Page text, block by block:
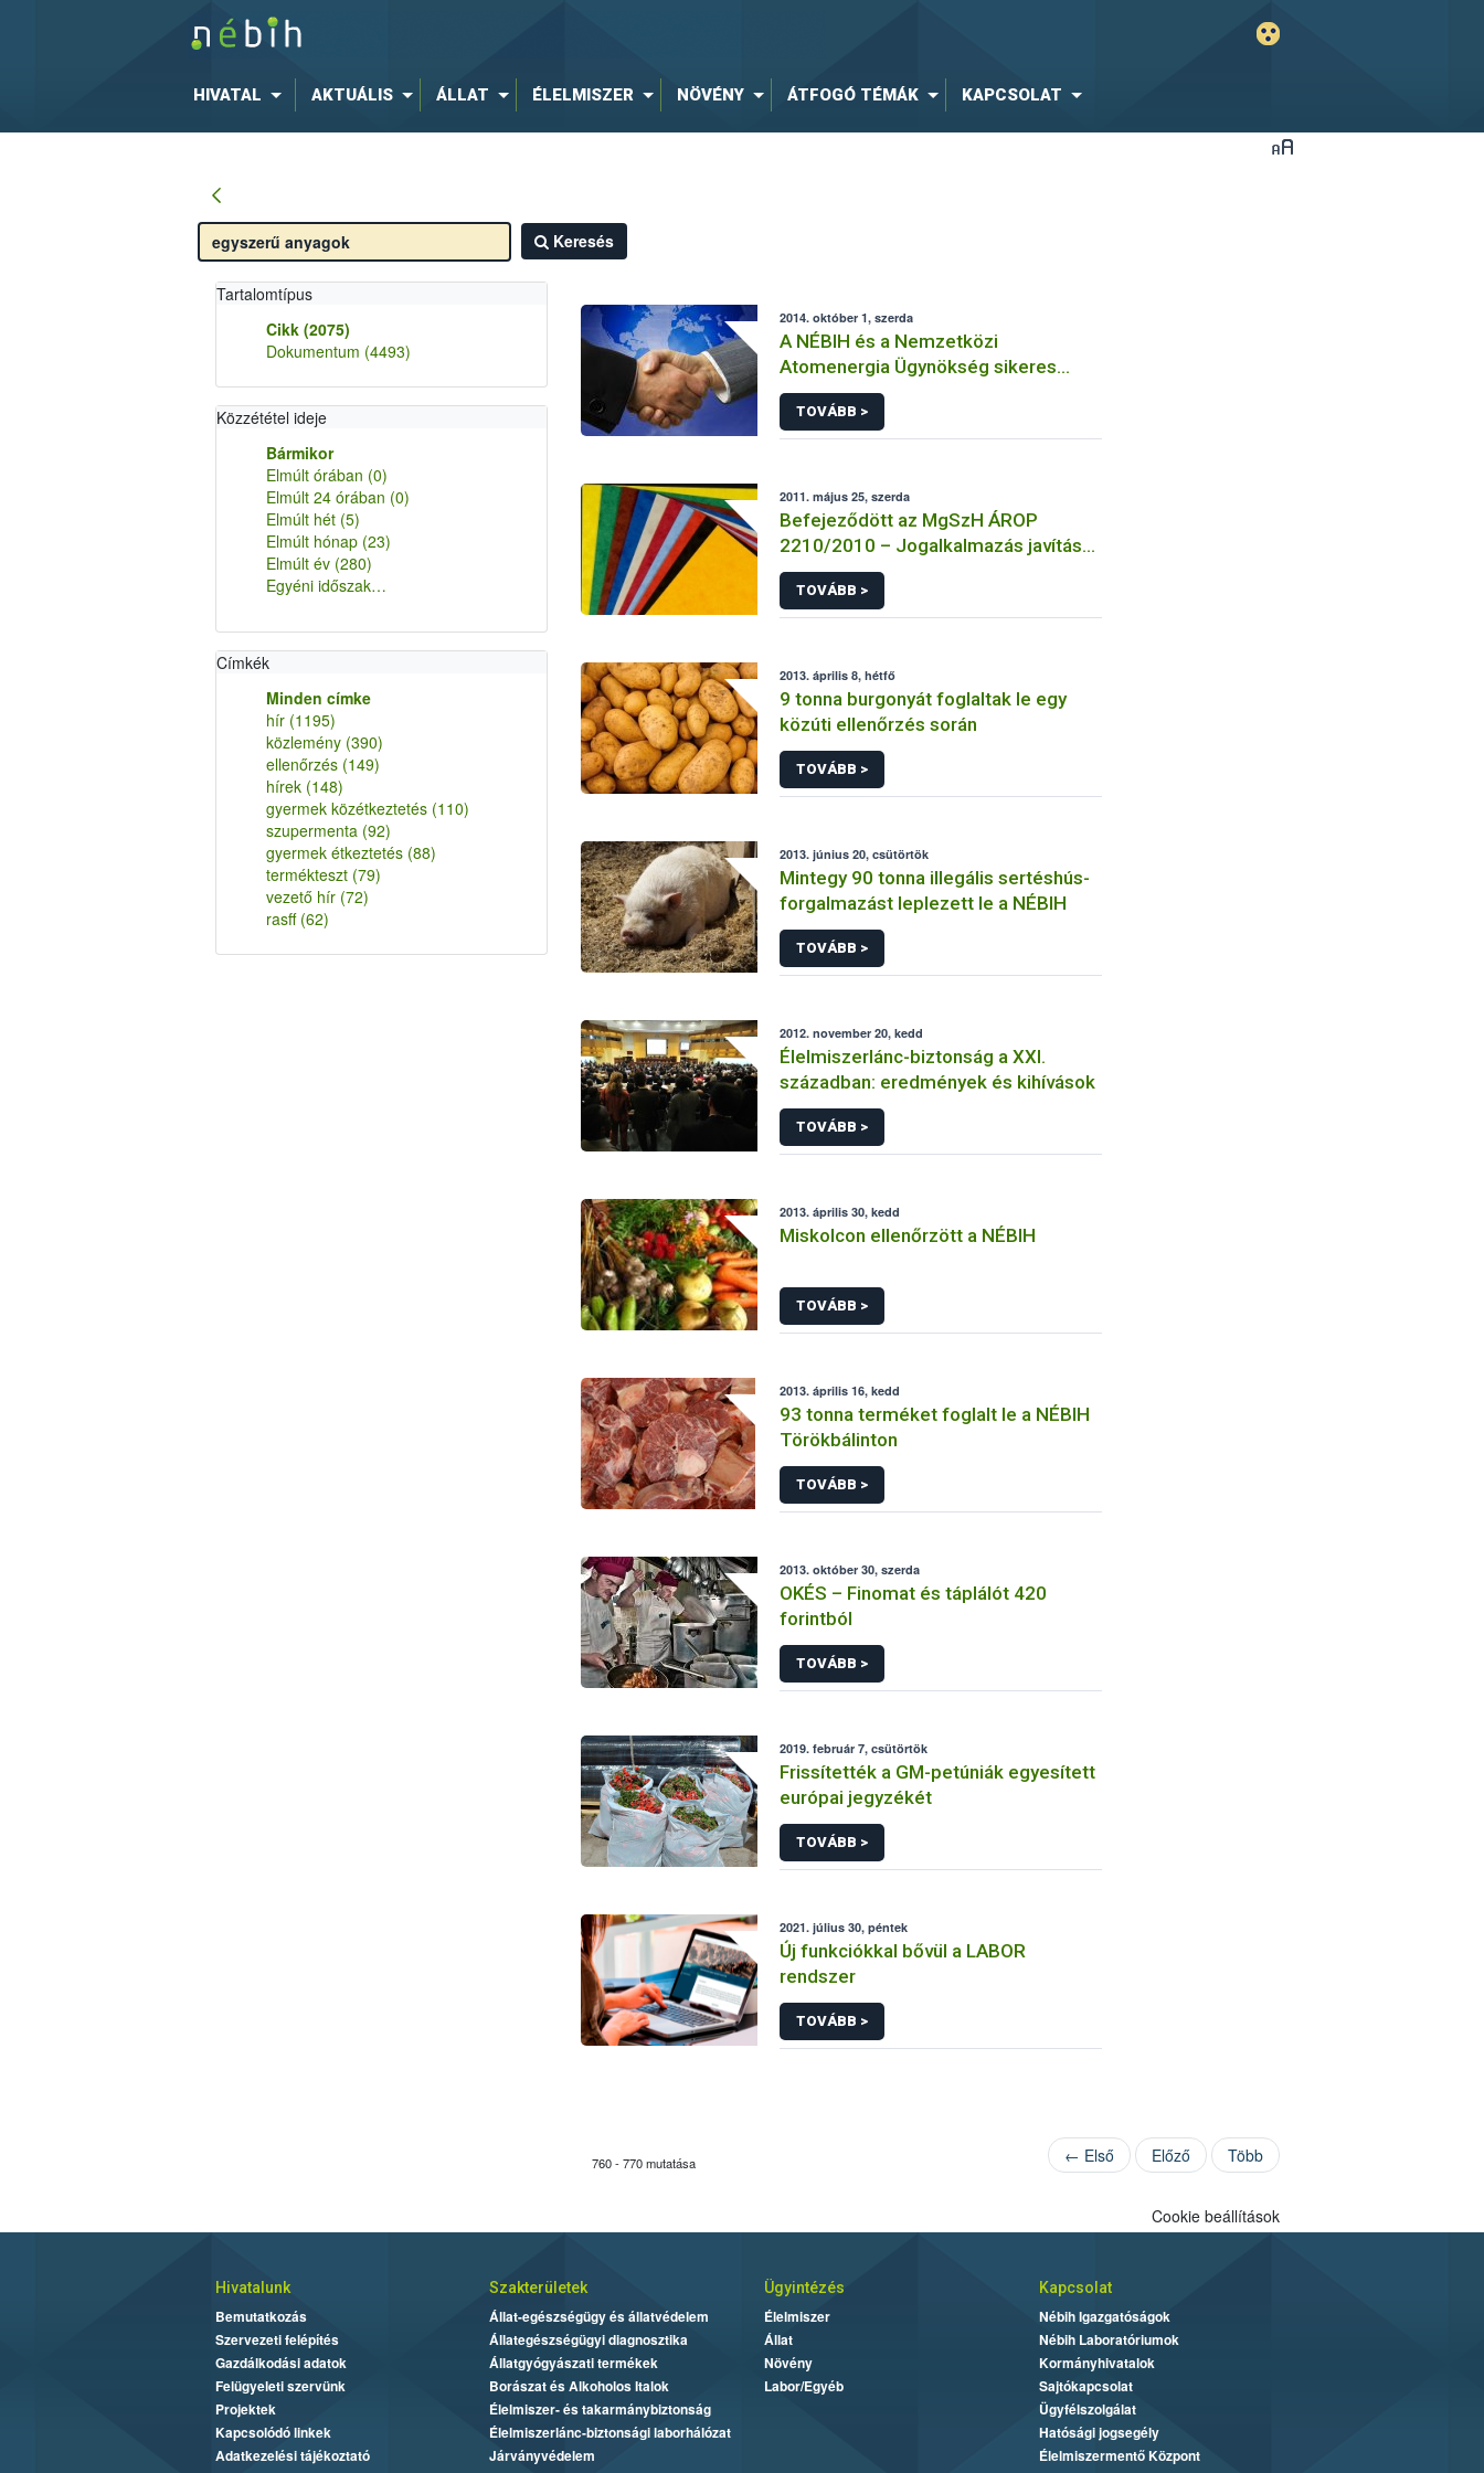
HIVATAL AKTUÁLIS ÁLLAT ÉLELMISZER NÖVÉNY ÁTFOGÓ TÉMÁK KAPCSOLAT
Keresés
Tartalomtípus
Cikk (2075)
Dokumentum (4493)
Közzététel ideje
Bármikor
Elmúlt órában (0)
Elmúlt 24 órában (0)
Elmúlt hét (5)
Elmúlt hónap (23)
Elmúlt év (280)
Egyéni időszak…
Címkék
Minden címke
hír (1195)
közlemény (390)
ellenőrzés (149)
hírek (148)
gyermek közétkeztetés (110)
szupermenta (92)
gyermek étkeztetés (88)
termékteszt (79)
vezető hír (72)
rasff (62)
2014. október 1, szerda
A NÉBIH és a Nemzetközi
Atomenergia Ügynökség sikeres
együttműködése immáron 8 éve tart
TOVÁBB >
2011. május 25, szerda
Befejeződött az MgSzH ÁROP
2210/2010 – Jogalkalmazás javítása
a mezőgazdasági szakigazgatásban
című projekt megvalósulásának első
üteme
TOVÁBB >
2013. április 8, hétfő
9 tonna burgonyát foglaltak le egy
közúti ellenőrzés során
TOVÁBB >
2013. június 20, csütörtök
Mintegy 90 tonna illegális sertéshús-
forgalmazást leplezett le a NÉBIH
TOVÁBB >
2012. november 20, kedd
Élelmiszerlánc-biztonság a XXI.
században: eredmények és kihívások
TOVÁBB >
2013. április 30, kedd
Miskolcon ellenőrzött a NÉBIH
TOVÁBB >
2013. április 16, kedd
93 tonna terméket foglalt le a NÉBIH
Törökbálinton
TOVÁBB >
2013. október 30, szerda
OKÉS – Finomat és táplálót 420
forintból
TOVÁBB >
2019. február 7, csütörtök
Frissítették a GM-petúniák egyesített
európai jegyzékét
TOVÁBB >
2021. július 30, péntek
Új funkciókkal bővül a LABOR
rendszer
TOVÁBB >
760 - 770 mutatása ← Első Előző Több
Cookie beállítások
Hivatalunk
Bemutatkozás
Szervezeti felépítés
Gazdálkodási adatok
Felügyeleti szervünk
Projektek
Kapcsolódó linkek
Adatkezelési tájékoztató
Szakterületek
Állat-egészségügy és állatvédelem
Állategészségügyi diagnosztika
Állatgyógyászati termékek
Borászat és Alkoholos Italok
Élelmiszer- és takarmánybiztonság
Élelmiszerlánc-biztonsági laborhálózat
Járványvédelem
Ügyintézés
Élelmiszer
Állat
Növény
Labor/Egyéb
Kapcsolat
Nébih Igazgatóságok
Nébih Laboratóriumok
Kormányhivatalok
Sajtókapcsolat
Ügyfélszolgálat
Hatósági jogsegély
Élelmiszermentő Központ